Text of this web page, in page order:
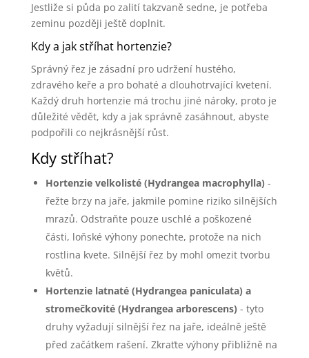
Jestliže si půda po zalití takzvaně sedne, je potřeba
zeminu později ještě doplnit.
Kdy a jak stříhat hortenzie?
Správný řez je zásadní pro udržení hustého,
zdravého keře a pro bohaté a dlouhotrvající kvetení.
Každý druh hortenzie má trochu jiné nároky, proto je
důležité vědět, kdy a jak správně zasáhnout, abyste
podpořili co nejkrásnější růst.
Kdy stříhat?
Hortenzie velkolisté (Hydrangea macrophylla) -
řežte brzy na jaře, jakmile pomine riziko silnějších
mrazů. Odstraňte pouze uschlé a poškozené
části, loňské výhony ponechte, protože na nich
rostlina kvete. Silnější řez by mohl omezit tvorbu
květů.
Hortenzie latnaté (Hydrangea paniculata) a
stromečkovité (Hydrangea arborescens) - tyto
druhy vyžadují silnější řez na jaře, ideálně ještě
před začátkem rašení. Zkraťte výhony přibližně na